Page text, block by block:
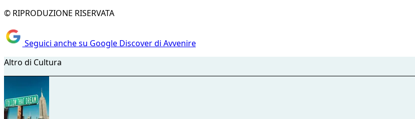
© RIPRODUZIONE RISERVATA
Seguici anche su Google Discover di Avvenire
Altro di Cultura